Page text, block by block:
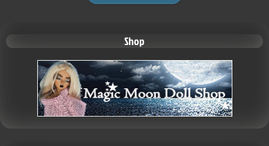
Shop